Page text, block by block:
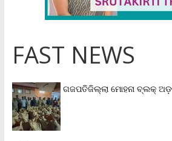
FAST NEWS
ଗଜପତିଜିଲ୍ଲା ମୋହନା ବ୍ଲକ୍‌